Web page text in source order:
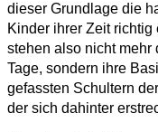
dieser Grundlage die
Kinder ihrer Zeit
stehen also nicht mehr
Tage, sondern ihre
gefassten Schultern
der sich dahinter